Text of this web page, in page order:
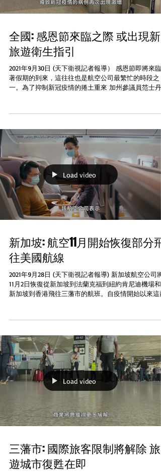
全國: 感恩節來臨之際 或出現新
旅遊衛生指引
2021年9月30日 (天下衛視記者報導） 感恩節即將來臨
著假期的到來，這往往也是航空公司最繁忙的時段之
一。為了抑制新冠疫情的捲土重來 加州參議員范士丹
所有國內航班旅...
Load video
新加坡: 航空11月開始恢復部分飛
往美國航線
2021年9月28日 (天下衛視記者報導) 新加坡航空公司
11月2日恢復從新加坡到法蘭克福到紐約肯尼迪機場和
新加坡到香港飛往三藩市的航班。自疫情開始以來這
新開放美國邊境的...
Load video
三藩市: 國際旅客限制將解除 旅
遊城市復甦在即